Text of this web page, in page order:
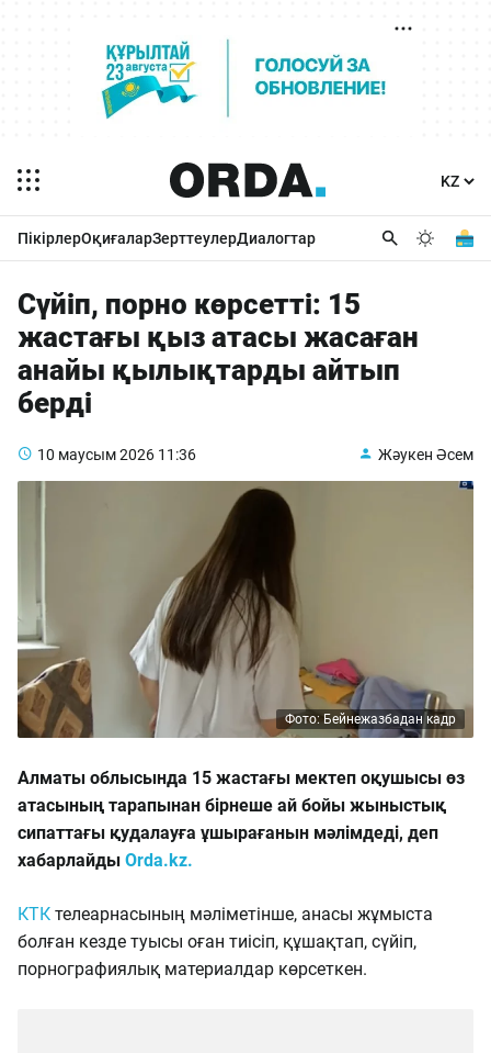
ПікірлерОқиғаларЗерттеулерДиалогтар
Сүйіп, порно көрсетті: 15
жастағы қыз атасы жасаған
анайы қылықтарды айтып
берді
10 маусым 2026 11:36 Жәукен Әсем
Фото: Бейнежазбадан кадр
Алматы облысында 15 жастағы мектеп оқушысы өз
атасының тарапынан бірнеше ай бойы жыныстық
сипаттағы қудалауға ұшырағанын мәлімдеді, деп
хабарлайды Orda.kz.
КТК телеарнасының мәліметінше, анасы жұмыста
болған кезде туысы оған тиісіп, құшақтап, сүйіп,
порнографиялық материалдар көрсеткен.